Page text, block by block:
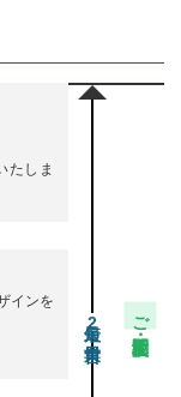
たしま
インを
2 ご注文・校正期間